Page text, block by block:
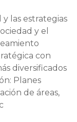
las estrategias
y el
con
diversificados
Planes
de áreas,